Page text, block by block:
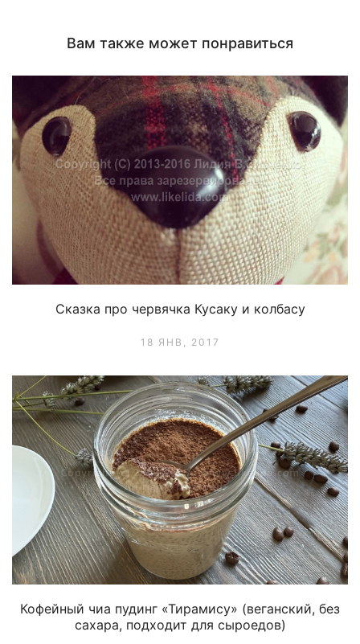
Вам также может понравиться
Сказка про червячка Кусаку и колбасу
18 ЯНВ, 2017
Кофейный чиа пудинг «Тирамису» (веганский, без
сахара, подходит для сыроедов)